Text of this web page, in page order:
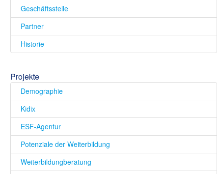
Geschäftsstelle
Partner
Historie
Projekte
Demographie
Kidix
ESF-Agentur
Potenziale der Weiterbildung
Weiterbildungberatung